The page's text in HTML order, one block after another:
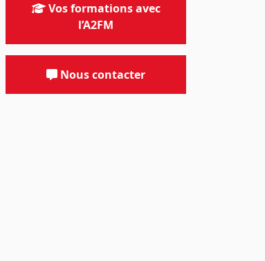
Vos formations avec
l’A2FM
Nous contacter